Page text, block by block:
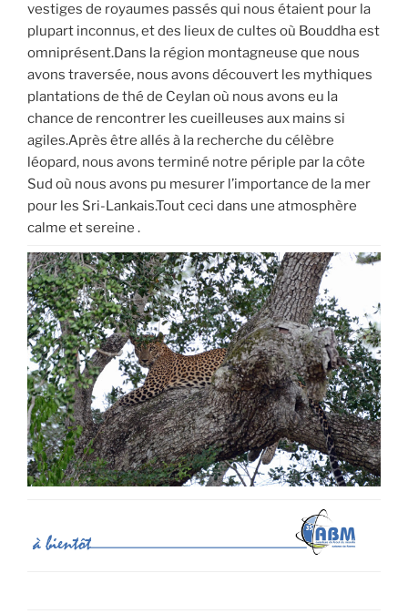
vestiges de royaumes passés qui nous étaient pour la
plupart inconnus, et des lieux de cultes où Bouddha est
omniprésent.Dans la région montagneuse que nous
avons traversée, nous avons découvert les mythiques
plantations de thé de Ceylan où nous avons eu la
chance de rencontrer les cueilleuses aux mains si
agiles.Après être allés à la recherche du célèbre
léopard, nous avons terminé notre périple par la côte
Sud où nous avons pu mesurer l’importance de la mer
pour les Sri-Lankais.Tout ceci dans une atmosphère
calme et sereine .